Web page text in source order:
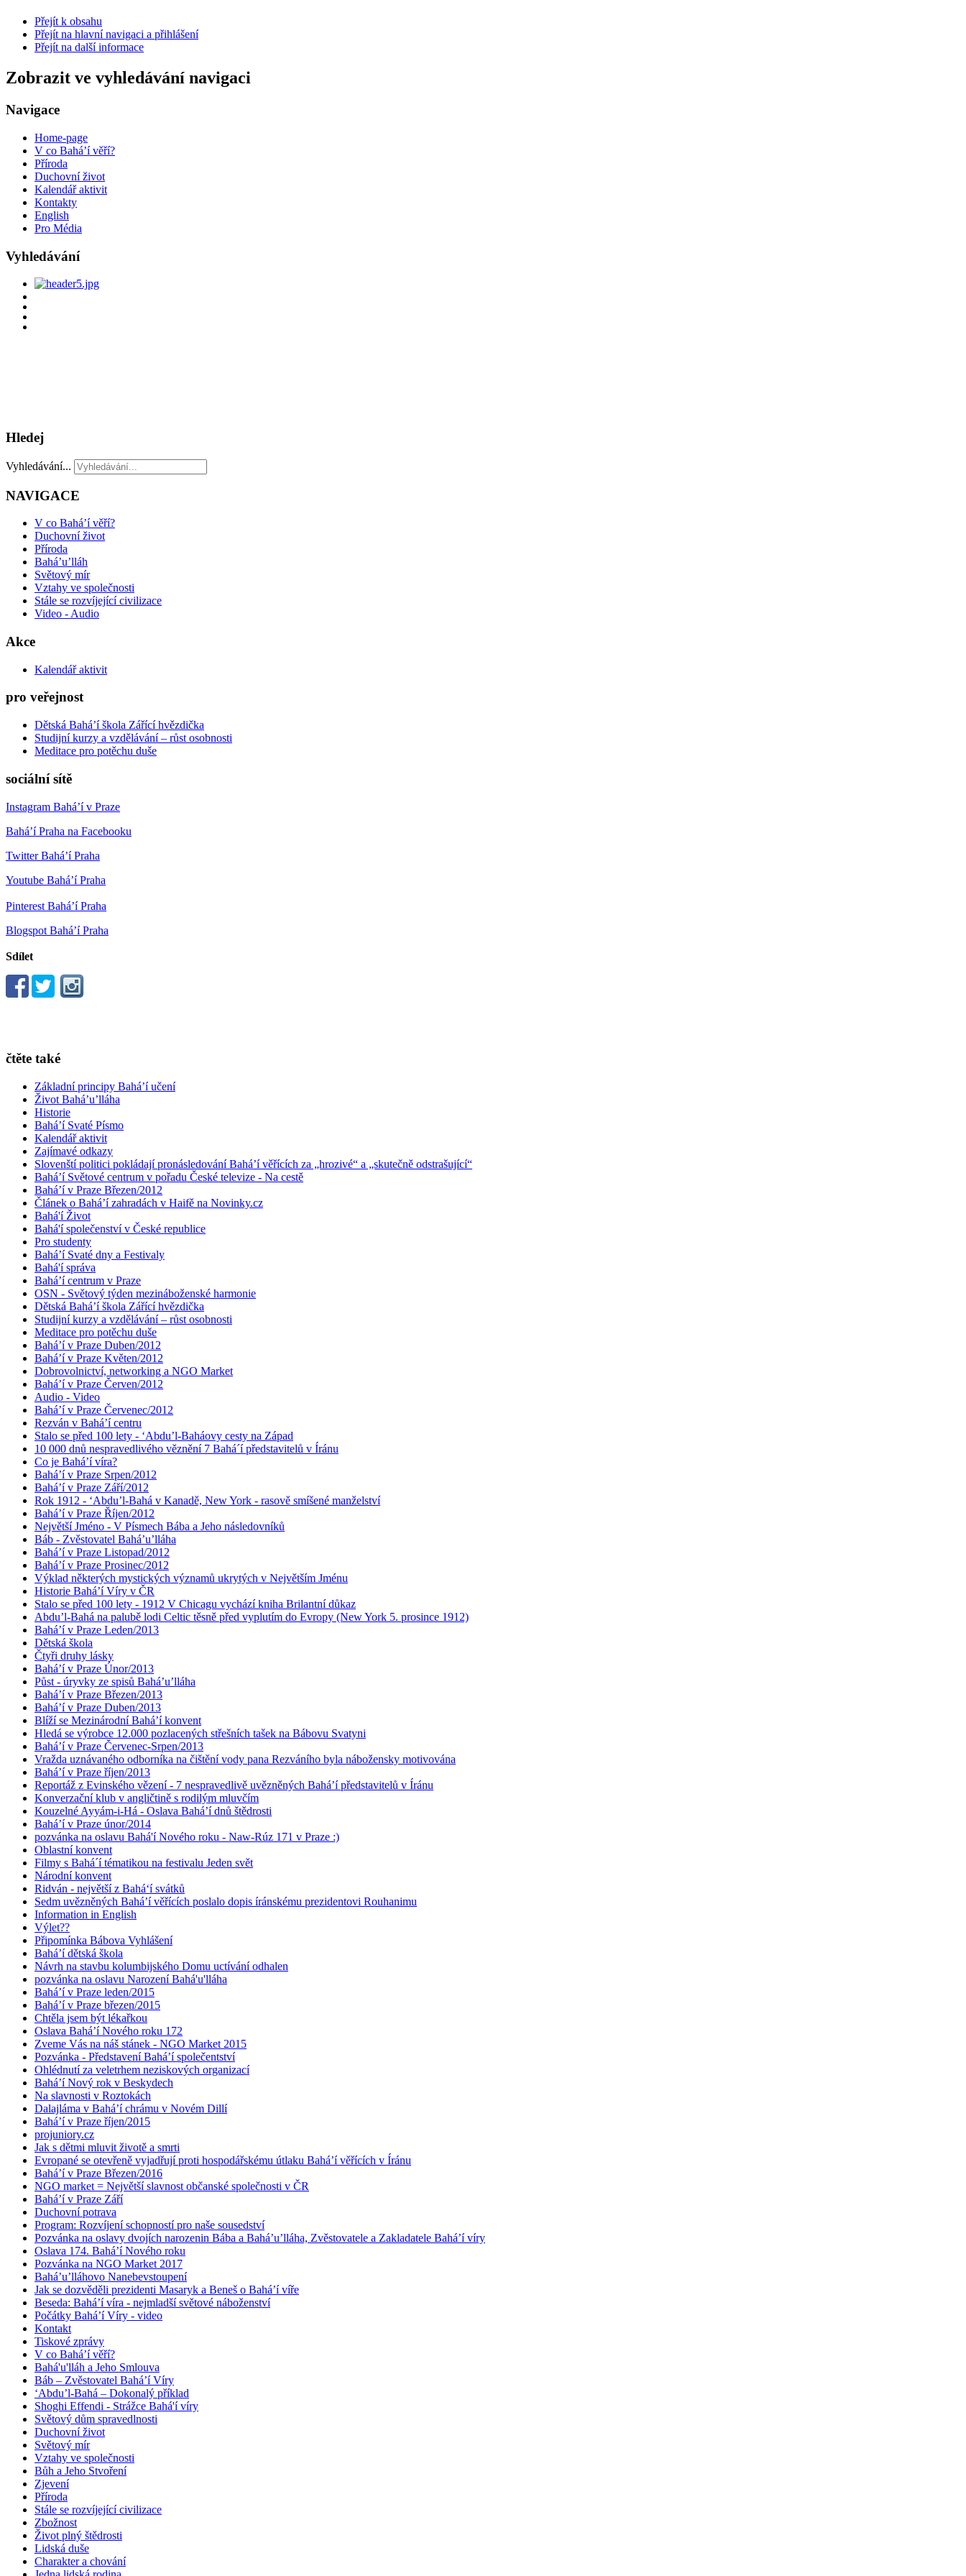
Přejít k obsahu
Přejít na hlavní navigaci a přihlášení
Přejít na další informace
Zobrazit ve vyhledávání navigaci
Navigace
Home-page
V co Bahá’í věří?
Příroda
Duchovní život
Kalendář aktivit
Kontakty
English
Pro Média
Vyhledávání
Hledej
Vyhledávání...
NAVIGACE
V co Bahá’í věří?
Duchovní život
Příroda
Bahá’u’lláh
Světový mír
Vztahy ve společnosti
Stále se rozvíjející civilizace
Video - Audio
Akce
Kalendář aktivit
pro veřejnost
Dětská Bahá’í škola Zářící hvězdička
Studijní kurzy a vzdělávání – růst osobnosti
Meditace pro potěchu duše
sociální sítě
Instagram Bahá’í v Praze
Bahá’í Praha na Facebooku
Twitter Bahá’í Praha
Youtube Bahá’í Praha
Pinterest Bahá’í Praha
Blogspot Bahá’í Praha
Sdílet
čtěte také
Základní principy Bahá’í učení
Život Bahá’u’lláha
Historie
Bahá’í Svaté Písmo
Kalendář aktivit
Zajímavé odkazy
Slovenští politici pokládají pronásledování Bahá’í věřících za „hrozivé“ a „skutečně odstrašující“
Bahá’í Světové centrum v pořadu České televize - Na cestě
Bahá’í v Praze Březen/2012
Článek o Bahá’í zahradách v Haifě na Novinky.cz
Bahá'í Život
Bahá'í společenství v České republice
Pro studenty
Bahá’í Svaté dny a Festivaly
Bahá'í správa
Bahá’í centrum v Praze
OSN - Světový týden mezináboženské harmonie
Dětská Bahá’í škola Zářící hvězdička
Studijní kurzy a vzdělávání – růst osobnosti
Meditace pro potěchu duše
Bahá’í v Praze Duben/2012
Bahá’í v Praze Květen/2012
Dobrovolnictví, networking a NGO Market
Bahá’í v Praze Červen/2012
Audio - Video
Bahá’í v Praze Červenec/2012
Rezván v Bahá’í centru
Stalo se před 100 lety - ‘Abdu’l-Baháovy cesty na Západ
10 000 dnů nespravedlivého věznění 7 Bahá´í představitelů v Íránu
Co je Bahá’í víra?
Bahá’í v Praze Srpen/2012
Bahá’í v Praze Září/2012
Rok 1912 - ‘Abdu’l-Bahá v Kanadě, New York - rasově smíšené manželství
Bahá’í v Praze Říjen/2012
Největší Jméno - V Písmech Bába a Jeho následovníků
Báb - Zvěstovatel Bahá’u’lláha
Bahá’í v Praze Listopad/2012
Bahá’í v Praze Prosinec/2012
Výklad některých mystických významů ukrytých v Největším Jménu
Historie Bahá’í Víry v ČR
Stalo se před 100 lety - 1912 V Chicagu vychází kniha Brilantní důkaz
Abdu’l-Bahá na palubě lodi Celtic těsně před vyplutím do Evropy (New York 5. prosince 1912)
Bahá’í v Praze Leden/2013
Dětská škola
Čtyři druhy lásky
Bahá’í v Praze Únor/2013
Půst - úryvky ze spisů Bahá’u’lláha
Bahá’í v Praze Březen/2013
Bahá’í v Praze Duben/2013
Blíží se Mezinárodní Bahá’í konvent
Hledá se výrobce 12.000 pozlacených střešních tašek na Bábovu Svatyni
Bahá’í v Praze Červenec-Srpen/2013
Vražda uznávaného odborníka na čištění vody pana Rezváního byla nábožensky motivována
Bahá’í v Praze říjen/2013
Reportáž z Evinského vězení - 7 nespravedlivě uvězněných Bahá’í představitelů v Íránu
Konverzační klub v angličtině s rodilým mluvčím
Kouzelné Ayyám-i-Há - Oslava Bahá’í dnů štědrosti
Bahá’í v Praze únor/2014
pozvánka na oslavu Bahá'í Nového roku - Naw-Rúz 171 v Praze :)
Oblastní konvent
Filmy s Bahá´í tématikou na festivalu Jeden svět
Národní konvent
Ridván - největší z Bahá‘í svátků
Sedm uvězněných Bahá’í věřících poslalo dopis íránskému prezidentovi Rouhanimu
Information in English
Výlet??
Připomínka Bábova Vyhlášení
Bahá’í dětská škola
Návrh na stavbu kolumbijského Domu uctívání odhalen
pozvánka na oslavu Narození Bahá'u'lláha
Bahá’í v Praze leden/2015
Bahá’í v Praze březen/2015
Chtěla jsem být lékařkou
Oslava Bahá’í Nového roku 172
Zveme Vás na náš stánek - NGO Market 2015
Pozvánka - Představení Bahá’í společentství
Ohlédnutí za veletrhem neziskových organizací
Bahá’í Nový rok v Beskydech
Na slavnosti v Roztokách
Dalajláma v Bahá’í chrámu v Novém Dillí
Bahá’í v Praze říjen/2015
projuniory.cz
Jak s dětmi mluvit životě a smrti
Evropané se otevřeně vyjadřují proti hospodářskému útlaku Bahá’í věřících v Íránu
Bahá’í v Praze Březen/2016
NGO market = Největší slavnost občanské společnosti v ČR
Bahá’í v Praze Září
Duchovní potrava
Program: Rozvíjení schopností pro naše sousedství
Pozvánka na oslavy dvojích narozenin Bába a Bahá’u’lláha, Zvěstovatele a Zakladatele Bahá’í víry
Oslava 174. Bahá’í Nového roku
Pozvánka na NGO Market 2017
Bahá’u’lláhovo Nanebevstoupení
Jak se dozvěděli prezidenti Masaryk a Beneš o Bahá’í víře
Beseda: Bahá’í víra - nejmladší světové náboženství
Počátky Bahá’í Víry - video
Kontakt
Tiskové zprávy
V co Bahá’í věří?
Bahá'u'lláh a Jeho Smlouva
Báb – Zvěstovatel Bahá’í Víry
‘Abdu’l-Bahá – Dokonalý příklad
Shoghi Effendi - Strážce Bahá'í víry
Světový dům spravedlnosti
Duchovní život
Světový mír
Vztahy ve společnosti
Bůh a Jeho Stvoření
Zjevení
Příroda
Stále se rozvíjející civilizace
Zbožnost
Život plný štědrosti
Lidská duše
Charakter a chování